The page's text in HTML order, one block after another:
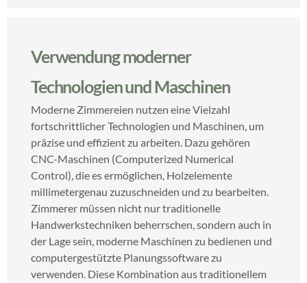
Verwendung moderner
Technologien und Maschinen
Moderne Zimmereien nutzen eine Vielzahl
fortschrittlicher Technologien und Maschinen, um
präzise und effizient zu arbeiten. Dazu gehören
CNC-Maschinen (Computerized Numerical
Control), die es ermöglichen, Holzelemente
millimetergenau zuzuschneiden und zu bearbeiten.
Zimmerer müssen nicht nur traditionelle
Handwerkstechniken beherrschen, sondern auch in
der Lage sein, moderne Maschinen zu bedienen und
computergestützte Planungssoftware zu
verwenden. Diese Kombination aus traditionellem